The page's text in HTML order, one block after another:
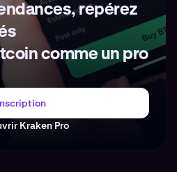
repérez
comme un pro
Kraken Pro